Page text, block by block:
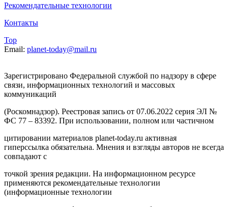
Рекомендательные технологии
Контакты
Top
Email: planet-today@mail.ru
Зарегистрировано Федеральной службой по надзору в сфере
связи, информационных технологий и массовых
коммуникаций
(Роскомнадзор). Реестровая запись от 07.06.2022 серия ЭЛ №
ФС 77 – 83392. При использовании, полном или частичном
цитировании материалов planet-today.ru активная
гиперссылка обязательна. Мнения и взгляды авторов не всегда
совпадают с
точкой зрения редакции. На информационном ресурсе
применяются рекомендательные технологии
(информационные технологии